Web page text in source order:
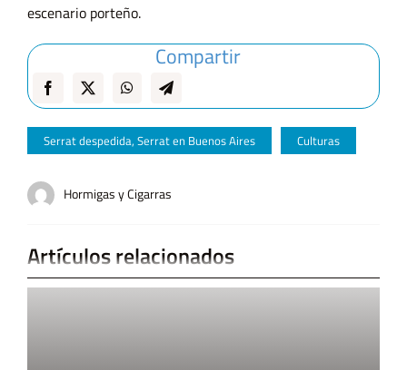
escenario porteño.
Compartir
Serrat despedida, Serrat en Buenos Aires Culturas
Hormigas y Cigarras
Artículos relacionados